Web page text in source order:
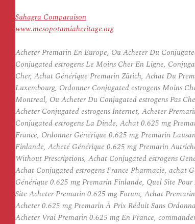
Suhagra Comparaison
www.mesopotamiaheritage.org
Acheter Premarin En Europe, Ou Acheter Du
Conjugated estrogens Le Moins Cher En Ligne,
Cher, Achat Générique Premarin Zürich, Achat Du
Luxembourg, Ordonner Conjugated estrogens Moins
Montreal, Ou Acheter Du Conjugated estrogens Pas
Acheter Conjugated estrogens Internet, Acheter
Conjugated estrogens La Dinde, Achat 0.625 mg
France, Ordonner Générique 0.625 mg Premarin
Finlande, Acheté Générique 0.625 mg Premarin
Without Prescriptions, Achat Conjugated estrogens
Achat Conjugated estrogens France Pharmacie, achat
Générique 0.625 mg Premarin Finlande, Quel Site
Site Acheter Premarin 0.625 mg Forum, Achat
Acheter 0.625 mg Premarin À Prix Réduit Sans
Acheter Vrai Premarin 0.625 mg En France,